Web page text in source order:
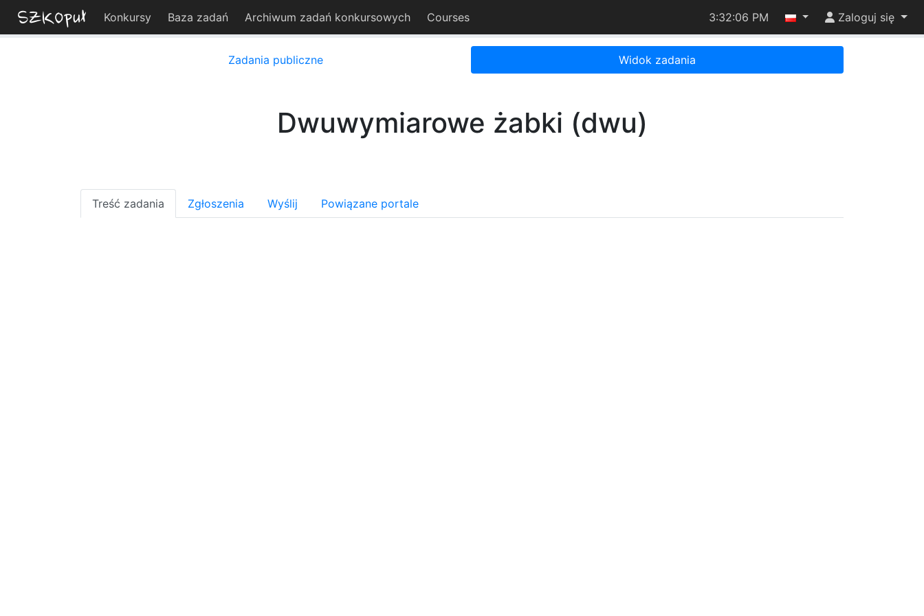
Konkursy Baza zadań Archiwum zadań konkursowych Courses 3:32:06 PM Zaloguj się
Zadania publiczne Widok zadania
Dwuwymiarowe żabki (dwu)
Treść zadania Zgłoszenia Wyślij Powiązane portale